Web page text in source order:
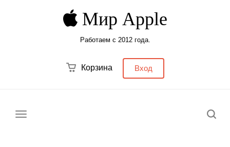
Мир Apple
Работаем с 2012 года.
Корзина Вход